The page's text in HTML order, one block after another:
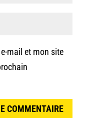
mail et mon site